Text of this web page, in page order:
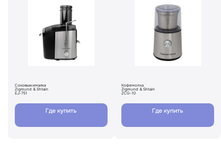
Соковыжималка
Zigmund & Shtain
EJ-751
Где купить
Кофемолка
Zigmund & Shtain
ZCG-10
Где купить